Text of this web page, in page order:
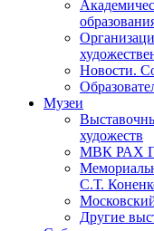
Новости.
Музеи
художеств
МВК РАХ
С.Т.
Другие